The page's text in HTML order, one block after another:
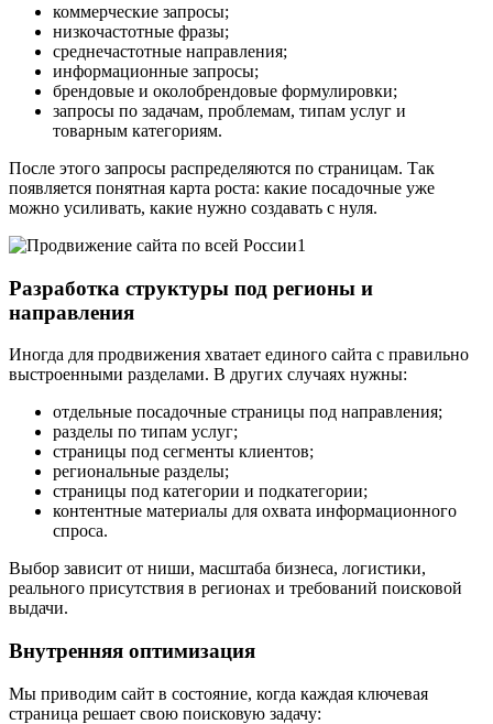
коммерческие запросы;
низкочастотные фразы;
среднечастотные направления;
информационные запросы;
брендовые и околобрендовые формулировки;
запросы по задачам, проблемам, типам услуг и
товарным категориям.
После этого запросы распределяются по страницам. Так
появляется понятная карта роста: какие посадочные уже
можно усиливать, какие нужно создавать с нуля.
Разработка структуры под регионы и
направления
Иногда для продвижения хватает единого сайта с правильно
выстроенными разделами. В других случаях нужны:
отдельные посадочные страницы под направления;
разделы по типам услуг;
страницы под сегменты клиентов;
региональные разделы;
страницы под категории и подкатегории;
контентные материалы для охвата информационного
спроса.
Выбор зависит от ниши, масштаба бизнеса, логистики,
реального присутствия в регионах и требований поисковой
выдачи.
Внутренняя оптимизация
Мы приводим сайт в состояние, когда каждая ключевая
страница решает свою поисковую задачу: